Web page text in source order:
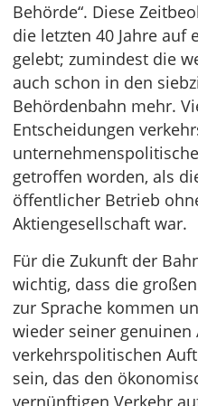
Behörde“. Diese
die letzten 40 Jahre auf
gelebt; zumindest die
auch schon in den
Behördenbahn mehr.
Entscheidungen
getroffen worden, als
öffentlicher Betrieb
Aktiengesellschaft war.
Für die Zukunft der
wichtig, dass die
zur Sprache kommen
wieder seiner
verkehrspolitischen
sein, das den
vernünftigen Verkehr